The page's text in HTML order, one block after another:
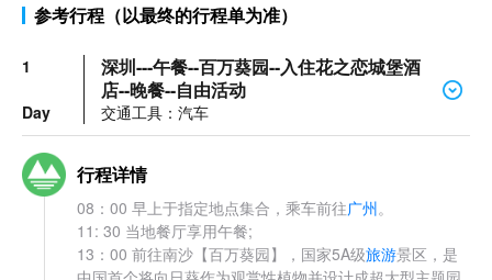
参考行程（以最终的行程单为准）
1
Day
深圳---午餐--百万葵园--入住花之恋城堡酒
店--晚餐--自由活动
交通工具：汽车
行程详情
08：00 早上于指定地点集合，乘车前往广州。
11: 30 当地餐厅享用午餐;
13：00 前往南沙【百万葵园】，国家5A级旅游景区，是